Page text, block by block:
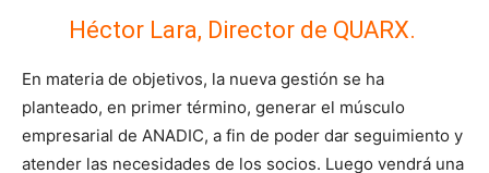
Héctor Lara, Director de QUARX.
En materia de objetivos, la nueva gestión se ha
planteado, en primer término, generar el músculo
empresarial de ANADIC, a fin de poder dar seguimiento y
atender las necesidades de los socios. Luego vendrá una